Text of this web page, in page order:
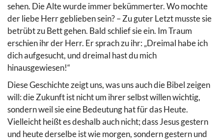
sehen. Die Alte wurde immer bekümmerter. Wo mochte
der liebe Herr geblieben sein? – Zu guter Letzt musste sie
betrübt zu Bett gehen. Bald schlief sie ein. Im Traum
erschien ihr der Herr. Er sprach zu ihr: „Dreimal habe ich
dich aufgesucht, und dreimal hast du mich
hinausgewiesen!“
Diese Geschichte zeigt uns, was uns auch die Bibel zeigen
will: die Zukunft ist nicht um ihrer selbst willen wichtig,
sondern weil sie eine Bedeutung hat für das Heute.
Vielleicht heißt es deshalb auch nicht; dass Jesus gestern
und heute derselbe ist wie morgen, sondern gestern und